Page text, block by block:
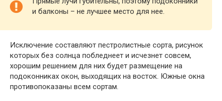
и балконы – не лучшее место для нее.
Исключение составляют пестролистные сорта, рисунок
которых без солнца побледнеет и исчезнет совсем,
хорошим решением для них будет размещение на
подоконниках окон, выходящих на восток. Южные окна
противопоказаны всем сортам.